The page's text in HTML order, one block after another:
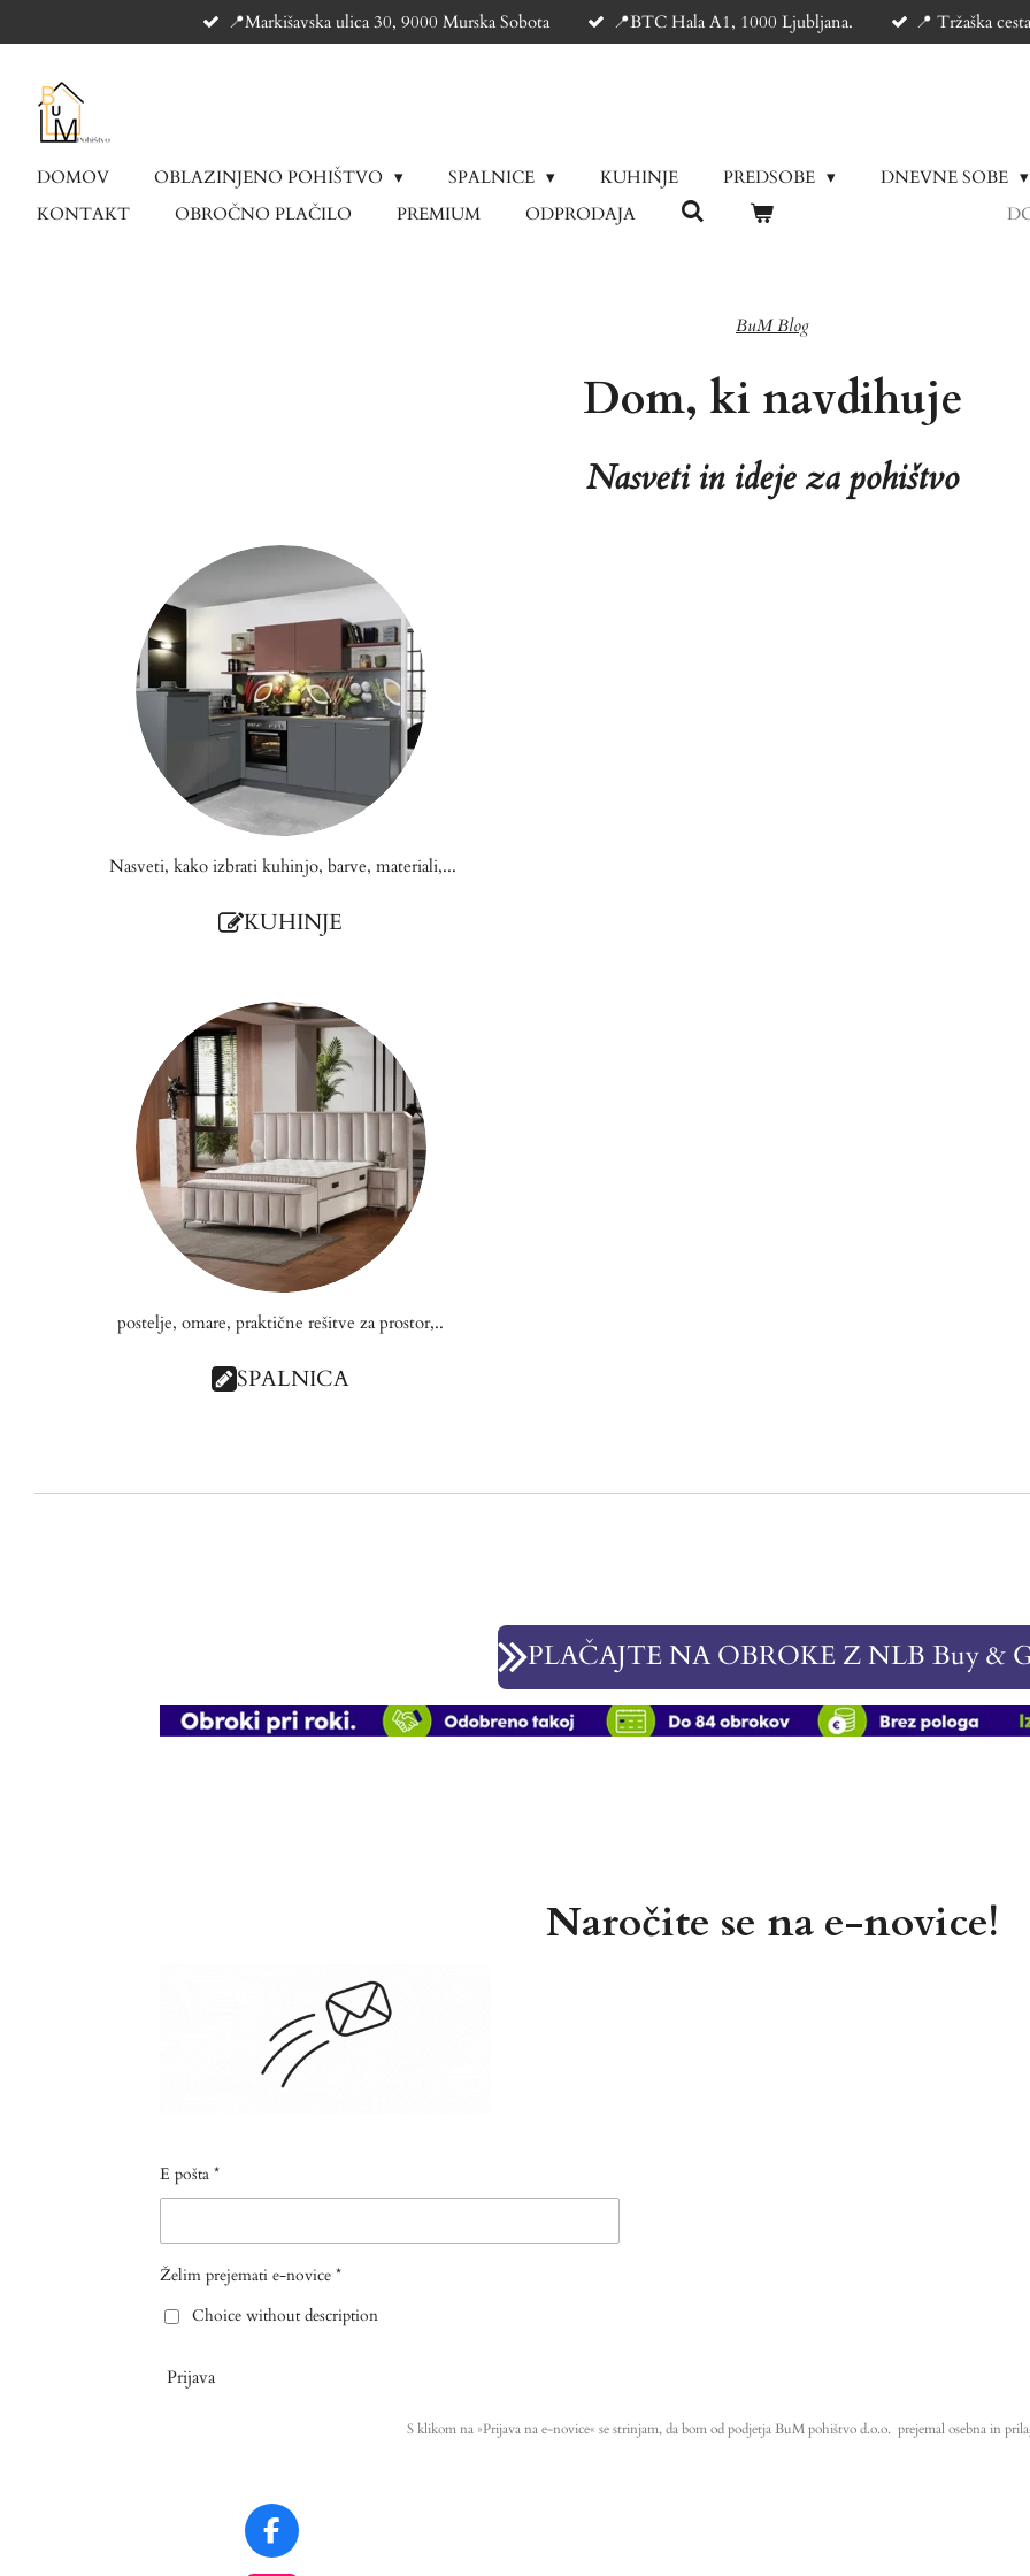
to
content
📍Markišavska ulica 30, 9000 Murska Sobota 📍BTC Hala A1, 1000 Ljubljana. 📍 Tržaška
DOMOV OBLAZINJENO POHIŠTVO SPALNICE KUHINJE PREDSOBE
DNEVNE SOBE
KONTAKT
OBROČNO PLAČILO PREMIUM ODPRODAJA
BuM Blog
Dom, ki navdihuje
Nasveti in ideje za pohištvo
Nasveti, kako izbrati kuhinjo, barve, materiali,...
KUHINJE
postelje, omare, praktične rešitve za prostor,..
SPALNICA
PLAČAJTE NA OBROKE Z NLB Buy &
Naročite se na e-novice!
E pošta *
Želim prejemati e-novice *
Choice without description
Prijava
S klikom na »Prijava na e-novice« se strinjam, da bom od podjetja BuM pohištvo d.o.o. prejemal osebna in
F
a